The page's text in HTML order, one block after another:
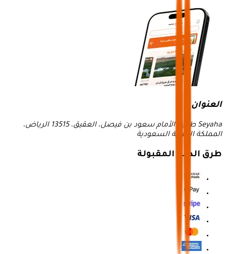
العنوان
Seyaha طريق الأمام سعود بن فيصل، العقيق، 13515 الرياض،
المملكة العربية السعودية
طرق الدفع المقبولة